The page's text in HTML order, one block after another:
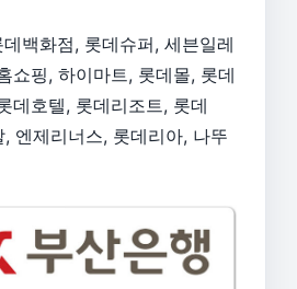
백화점, 롯데슈퍼, 세븐일레
쇼핑, 하이마트, 롯데몰, 롯데
데호텔, 롯데리조트, 롯데
엔제리너스, 롯데리아, 나뚜